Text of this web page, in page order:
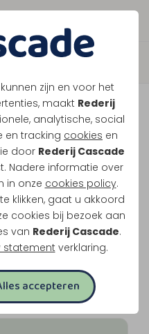
zijn en voor het
maakt Rederij
analytische, social
en tracking cookies en
door Rederij Cascade
Nadere informatie over
in onze cookies policy.
klikken, gaat u akkoord
cookies bij bezoek aan
van Rederij Cascade.
statement verklaring.
accepteren
je vaart
en kies zelf
je varen
activiteit
Grote Heggeplas
stadje